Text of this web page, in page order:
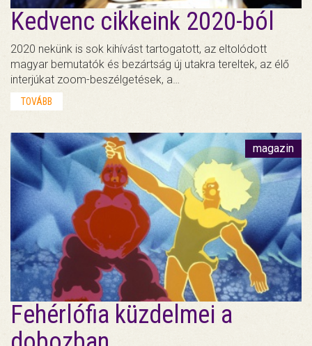
Kedvenc cikkeink 2020-ból
2020 nekünk is sok kihívást tartogatott, az eltolódott
magyar bemutatók és bezártság új utakra tereltek, az élő
interjúkat zoom-beszélgetések, a…
TOVÁBB
magazin
Fehérlófia küzdelmei a